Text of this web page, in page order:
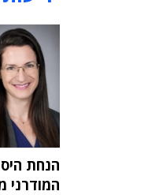
הנחת
המודרני